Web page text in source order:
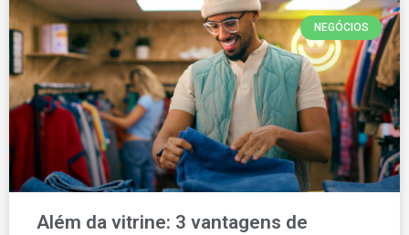
NEGÓCIOS
Além da vitrine: 3 vantagens de